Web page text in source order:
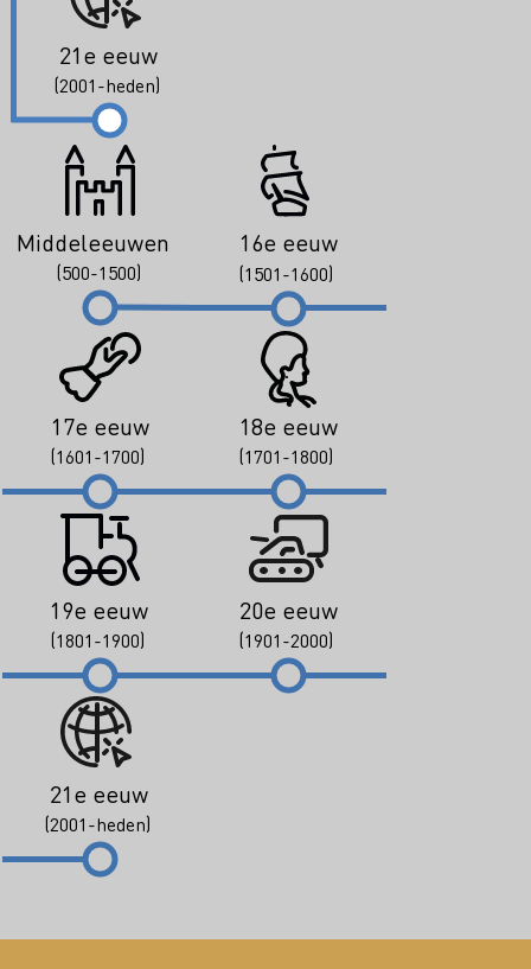
21e eeuw
(2001-heden)
Middeleeuwen
(500-1500)
16e eeuw
(1501-1600)
17e eeuw
(1601-1700)
18e eeuw
(1701-1800)
19e eeuw
(1801-1900)
20e eeuw
(1901-2000)
21e eeuw
(2001-heden)